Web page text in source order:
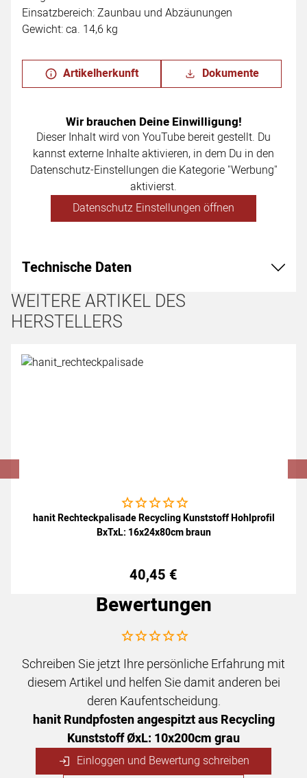
Einsatzbereich: Zaunbau und Abzäunungen
Gewicht: ca. 14,6 kg
Artikelherkunft Dokumente
Wir brauchen Deine Einwilligung!
Dieser Inhalt wird von YouTube bereit gestellt. Du
kannst externe Inhalte aktivieren, in dem Du in den
Datenschutz-Einstellungen die Kategorie "Werbung"
aktivierst.
Datenschutz Einstellungen öffnen
Technische Daten
WEITERE ARTIKEL DES
HERSTELLERS
Artikel überspringen
Noch keine Bewertungen abgegeben
hanit Rechteckpalisade Recycling Kunststoff Hohlprofil
BxTxL: 16x24x80cm braun
40,45 €
Bewertungen
Noch keine Bewertungen abgegeben
Schreiben Sie jetzt Ihre persönliche Erfahrung mit
diesem Artikel und helfen Sie damit anderen bei
deren Kaufentscheidung.
hanit Rundpfosten angespitzt aus Recycling
Kunststoff ØxL: 10x200cm grau
Einloggen und Bewertung schreiben